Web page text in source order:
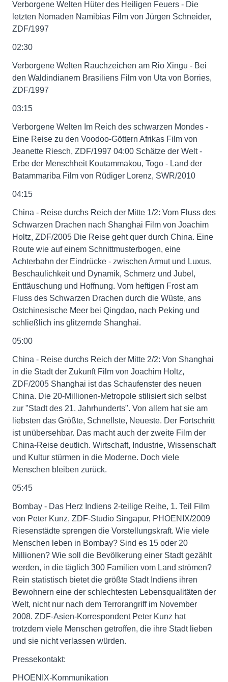
Verborgene Welten Hüter des Heiligen Feuers - Die
letzten Nomaden Namibias Film von Jürgen Schneider,
ZDF/1997
02:30
Verborgene Welten Rauchzeichen am Rio Xingu - Bei
den Waldindianern Brasiliens Film von Uta von Borries,
ZDF/1997
03:15
Verborgene Welten Im Reich des schwarzen Mondes -
Eine Reise zu den Voodoo-Göttern Afrikas Film von
Jeanette Riesch, ZDF/1997 04:00 Schätze der Welt -
Erbe der Menschheit Koutammakou, Togo - Land der
Batammariba Film von Rüdiger Lorenz, SWR/2010
04:15
China - Reise durchs Reich der Mitte 1/2: Vom Fluss des
Schwarzen Drachen nach Shanghai Film von Joachim
Holtz, ZDF/2005 Die Reise geht quer durch China. Eine
Route wie auf einem Schnittmusterbogen, eine
Achterbahn der Eindrücke - zwischen Armut und Luxus,
Beschaulichkeit und Dynamik, Schmerz und Jubel,
Enttäuschung und Hoffnung. Vom heftigen Frost am
Fluss des Schwarzen Drachen durch die Wüste, ans
Ostchinesische Meer bei Qingdao, nach Peking und
schließlich ins glitzernde Shanghai.
05:00
China - Reise durchs Reich der Mitte 2/2: Von Shanghai
in die Stadt der Zukunft Film von Joachim Holtz,
ZDF/2005 Shanghai ist das Schaufenster des neuen
China. Die 20-Millionen-Metropole stilisiert sich selbst
zur "Stadt des 21. Jahrhunderts". Von allem hat sie am
liebsten das Größte, Schnellste, Neueste. Der Fortschritt
ist unübersehbar. Das macht auch der zweite Film der
China-Reise deutlich. Wirtschaft, Industrie, Wissenschaft
und Kultur stürmen in die Moderne. Doch viele
Menschen bleiben zurück.
05:45
Bombay - Das Herz Indiens 2-teilige Reihe, 1. Teil Film
von Peter Kunz, ZDF-Studio Singapur, PHOENIX/2009
Riesenstädte sprengen die Vorstellungskraft. Wie viele
Menschen leben in Bombay? Sind es 15 oder 20
Millionen? Wie soll die Bevölkerung einer Stadt gezählt
werden, in die täglich 300 Familien vom Land strömen?
Rein statistisch bietet die größte Stadt Indiens ihren
Bewohnern eine der schlechtesten Lebensqualitäten der
Welt, nicht nur nach dem Terrorangriff im November
2008. ZDF-Asien-Korrespondent Peter Kunz hat
trotzdem viele Menschen getroffen, die ihre Stadt lieben
und sie nicht verlassen würden.
Pressekontakt:
PHOENIX-Kommunikation